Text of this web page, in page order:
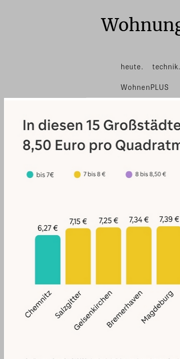
heute. technik.
WohnenPLUS